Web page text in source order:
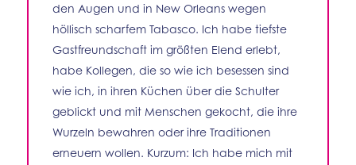
den Augen und in New Orleans wegen
höllisch scharfem Tabasco. Ich habe tiefste
Gastfreundschaft im größten Elend erlebt,
habe Kollegen, die so wie ich besessen sind
wie ich, in ihren Küchen über die Schulter
geblickt und mit Menschen gekocht, die ihre
Wurzeln bewahren oder ihre Traditionen
erneuern wollen. Kurzum: Ich habe mich mit